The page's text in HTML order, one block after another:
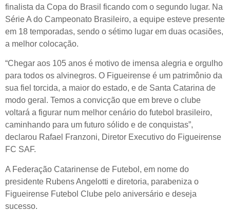
finalista da Copa do Brasil ficando com o segundo lugar. Na
Série A do Campeonato Brasileiro, a equipe esteve presente
em 18 temporadas, sendo o sétimo lugar em duas ocasiões,
a melhor colocação.
“Chegar aos 105 anos é motivo de imensa alegria e orgulho
para todos os alvinegros. O Figueirense é um patrimônio da
sua fiel torcida, a maior do estado, e de Santa Catarina de
modo geral. Temos a convicção que em breve o clube
voltará a figurar num melhor cenário do futebol brasileiro,
caminhando para um futuro sólido e de conquistas”,
declarou Rafael Franzoni, Diretor Executivo do Figueirense
FC SAF.
A Federação Catarinense de Futebol, em nome do
presidente Rubens Angelotti e diretoria, parabeniza o
Figueirense Futebol Clube pelo aniversário e deseja
sucesso.